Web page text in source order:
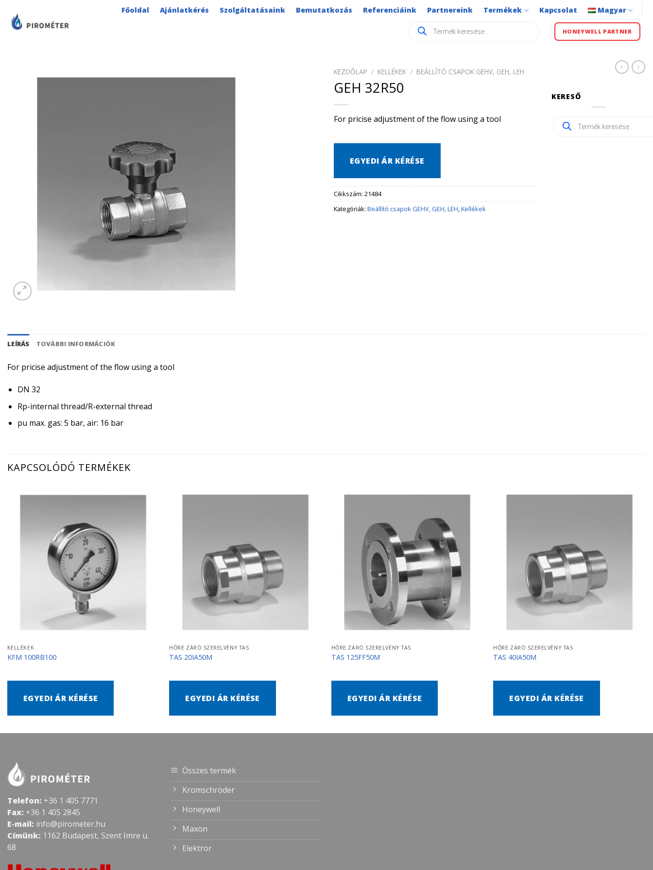
content
Főoldal Ajánlatkérés Szolgáltatásaink Bemutatkozás Referenciáink Partnereink Termékek Kapcsolat Magyar
search HONEYWELL PARTNER
KEZDŐLAP / KELLÉKEK / BEÁLLÍTÓ CSAPOK GEHV, GEH, LEH
GEH 32R50
For pricise adjustment of the flow using a tool
EGYEDI ÁR KÉRÉSE
Cikkszám: 21484
Kategóriák: Beállító csapok GEHV, GEH, LEH Kellékek
KERESŐ
Products
search
LEÍRÁS TOVÁBBI INFORMÁCIÓK
For pricise adjustment of the flow using a tool
DN 32
Rp-internal thread/R-external thread
pu max. gas: 5 bar, air: 16 bar
KAPCSOLÓDÓ TERMÉKEK
KELLÉKEK
KFM 100RB100
EGYEDI ÁR KÉRÉSE
HŐRE ZÁRÓ SZERELVÉNY TAS
TAS 20IA50M
EGYEDI ÁR KÉRÉSE
HŐRE ZÁRÓ SZERELVÉNY TAS
TAS 125FF50M
EGYEDI ÁR KÉRÉSE
HŐRE ZÁRÓ SZERELVÉNY TAS
TAS 40IA50M
EGYEDI ÁR KÉRÉSE
Telefon: +36 1 405 7771
Fax: +36 1 405 2845
E-mail: info@pirometer.hu
Címünk: 1162 Budapest, Szent Imre u.
68
Összes termék
Kromschröder
Honeywell
Maxon
Elektror